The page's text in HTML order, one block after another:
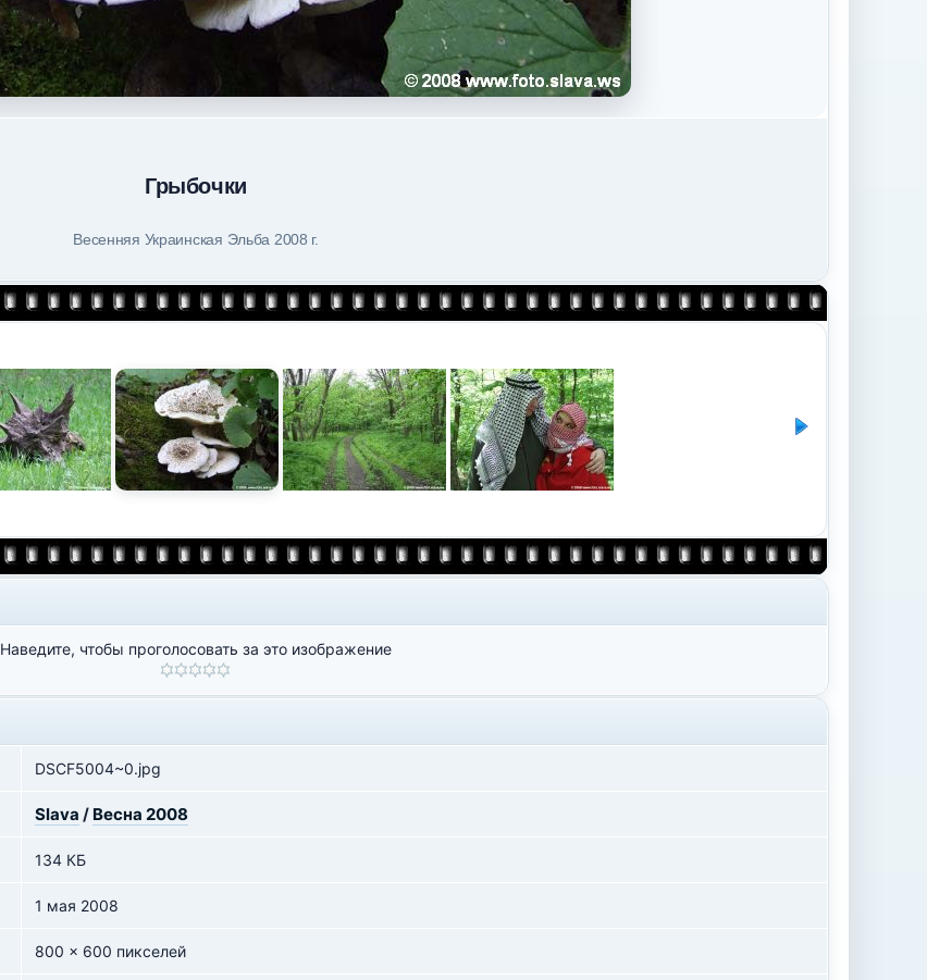
Грыбочки
Весенняя Украинская Эльба 2008 г.
Наведите, чтобы проголосовать за это изображение
DSCF5004~0.jpg
Slava / Весна 2008
134 КБ
1 мая 2008
800 x 600 пикселей